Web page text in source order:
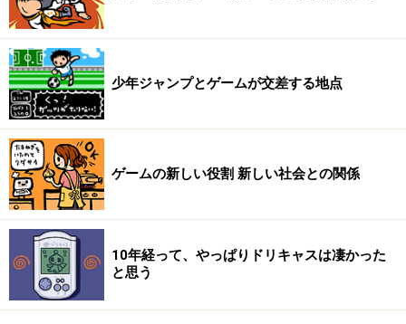
少年ジャンプとゲームが交差する地点
ゲームの新しい役割 新しい社会との関係
10年経って、やっぱりドリキャスは凄かった
と思う